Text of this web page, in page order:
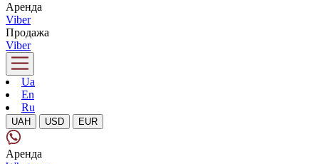
Аренда
Viber
Продажа
Viber
Ua
En
Ru
UAH USD EUR
Аренда